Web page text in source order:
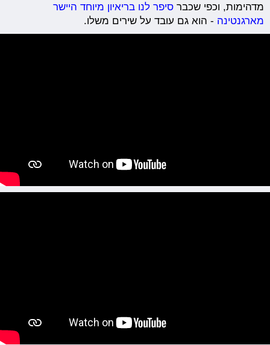
מדהימות, וכפי שכברסיפר לנו בריאיון מיוחד היישר
מארגנטינה - הוא גם עובד על שירים משלו.